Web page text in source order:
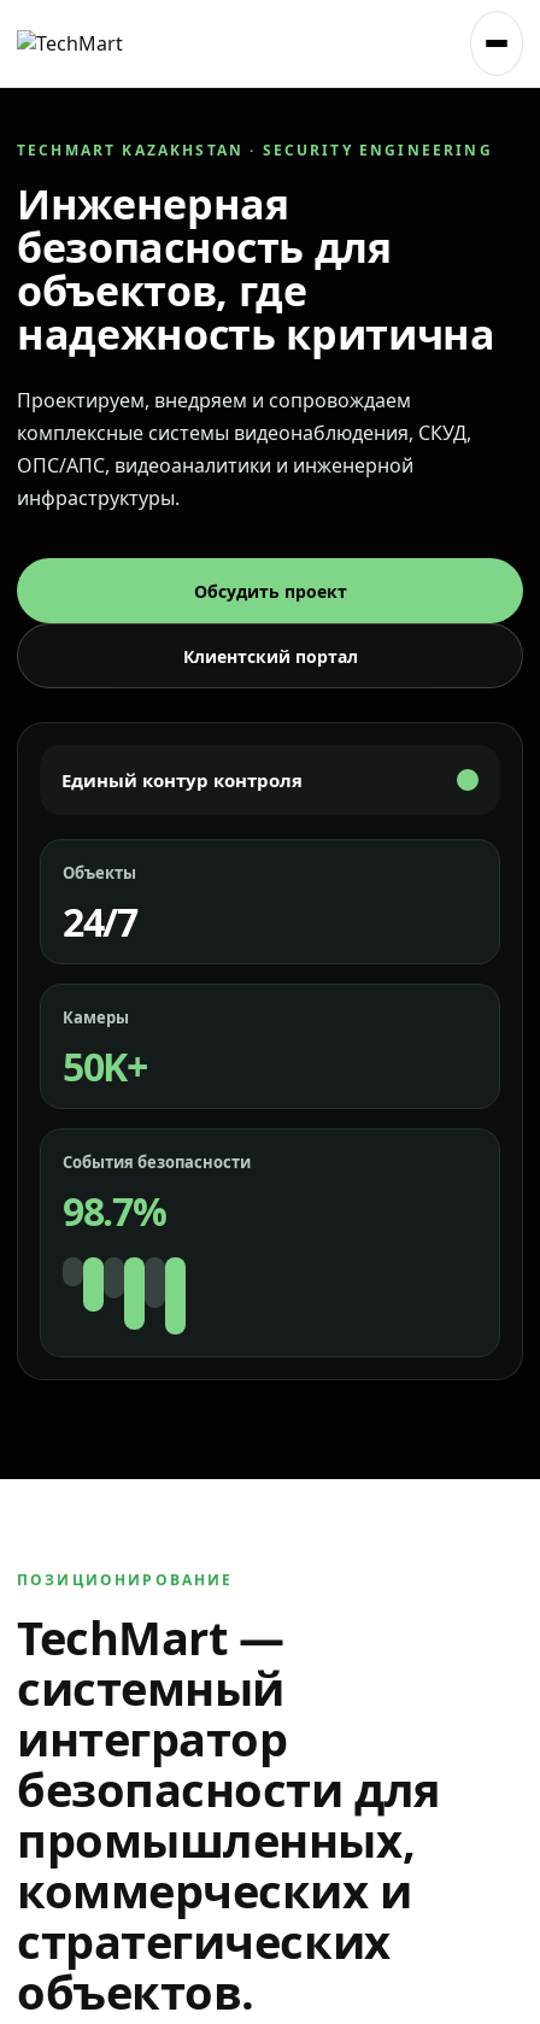
TECHMART KAZAKHSTAN · SECURITY ENGINEERING
Инженерная
безопасность для
объектов, где
надежность критична
Проектируем, внедряем и сопровождаем
комплексные системы видеонаблюдения, СКУД,
ОПС/АПС, видеоаналитики и инженерной
инфраструктуры.
Обсудить проект
Клиентский портал
Единый контур контроля
Объекты
24/7
Камеры
50K+
События безопасности
98.7%
ПОЗИЦИОНИРОВАНИЕ
TechMart —
системный
интегратор
безопасности для
промышленных,
коммерческих и
стратегических
объектов.